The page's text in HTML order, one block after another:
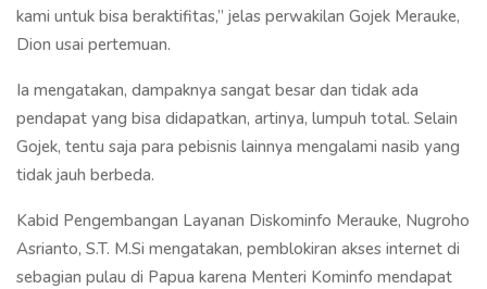
kami untuk bisa beraktifitas,” jelas perwakilan Gojek Merauke,
Dion usai pertemuan.
Ia mengatakan, dampaknya sangat besar dan tidak ada
pendapat yang bisa didapatkan, artinya, lumpuh total. Selain
Gojek, tentu saja para pebisnis lainnya mengalami nasib yang
tidak jauh berbeda.
Kabid Pengembangan Layanan Diskominfo Merauke, Nugroho
Asrianto, S.T. M.Si mengatakan, pemblokiran akses internet di
sebagian pulau di Papua karena Menteri Kominfo mendapat